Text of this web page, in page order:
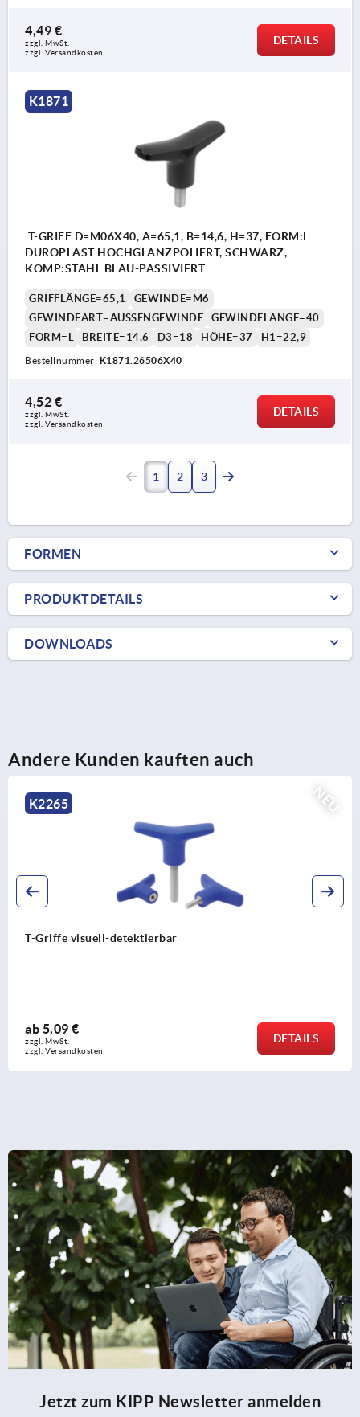
4,49 €
zzgl. MwSt.
zzgl. Versandkosten
DETAILS
K1871
T-GRIFF D=M06X40, A=65,1, B=14,6, H=37, FORM:L
DUROPLAST HOCHGLANZPOLIERT, SCHWARZ,
KOMP:STAHL BLAU-PASSIVIERT
GRIFFLÄNGE=65,1
GEWINDE=M6
GEWINDEART=AUSSENGEWINDE
GEWINDELÄNGE=40
FORM=L
BREITE=14,6 D3=18 HÖHE=37 H1=22,9
Bestellnummer: K1871.26506X40
4,52 €
zzgl. MwSt.
zzgl. Versandkosten
DETAILS
1 2 3
FORMEN
PRODUKTDETAILS
DOWNLOADS
Andere Kunden kauften auch
NEU
K2265
T-Griffe visuell-detektierbar
ab 5,09 €
zzgl. MwSt.
zzgl. Versandkosten
DETAILS
Jetzt zum KIPP Newsletter anmelden